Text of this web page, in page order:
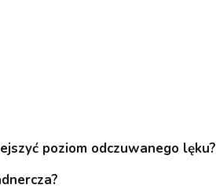
poziom odczuwanego lęku?